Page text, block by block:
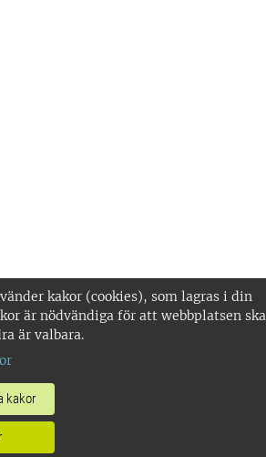
kakor (cookies), som lagras i din
är nödvändiga för att webbplatsen ska
är valbara.
kakor